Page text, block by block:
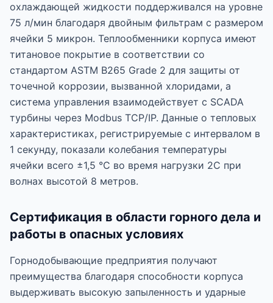
охлаждающей жидкости поддерживался на уровне
75 л/мин благодаря двойным фильтрам с размером
ячейки 5 микрон. Теплообменники корпуса имеют
титановое покрытие в соответствии со
стандартом ASTM B265 Grade 2 для защиты от
точечной коррозии, вызванной хлоридами, а
система управления взаимодействует с SCADA
турбины через Modbus TCP/IP. Данные о тепловых
характеристиках, регистрируемые с интервалом в
1 секунду, показали колебания температуры
ячейки всего ±1,5 °C во время нагрузки 2C при
волнах высотой 8 метров.
Сертификация в области горного дела и
работы в опасных условиях
Горнодобывающие предприятия получают
преимущества благодаря способности корпуса
выдерживать высокую запыленность и ударные